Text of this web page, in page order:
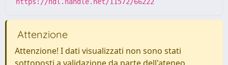
Attenzione
Attenzione! I dati visualizzati non sono stati